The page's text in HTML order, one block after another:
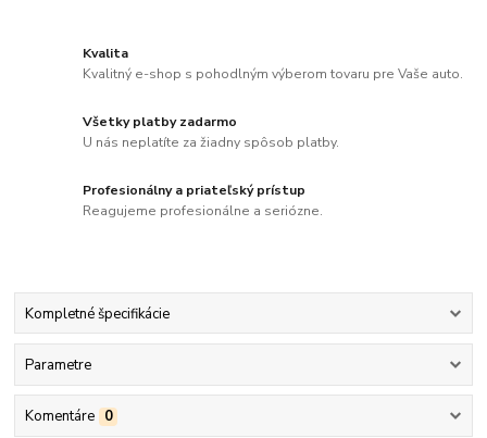
Kvalita
Kvalitný e-shop s pohodlným výberom tovaru pre Vaše auto.
Všetky platby zadarmo
U nás neplatíte za žiadny spôsob platby.
Profesionálny a priateľský prístup
Reagujeme profesionálne a seriózne.
Kompletné špecifikácie
Parametre
Komentáre 0